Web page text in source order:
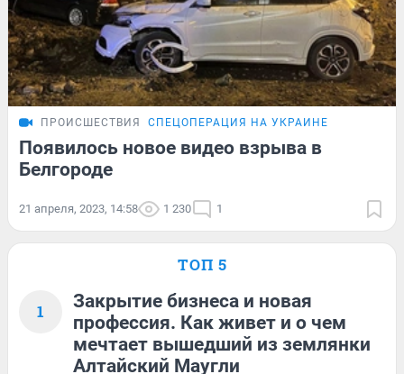
ПРОИСШЕСТВИЯ СПЕЦОПЕРАЦИЯ НА УКРАИНЕ
Появилось новое видео взрыва в
Белгороде
21 апреля, 2023, 14:58 1 230 1
ТОП 5
1
Закрытие бизнеса и новая
профессия. Как живет и о чем
мечтает вышедший из землянки
Алтайский Маугли